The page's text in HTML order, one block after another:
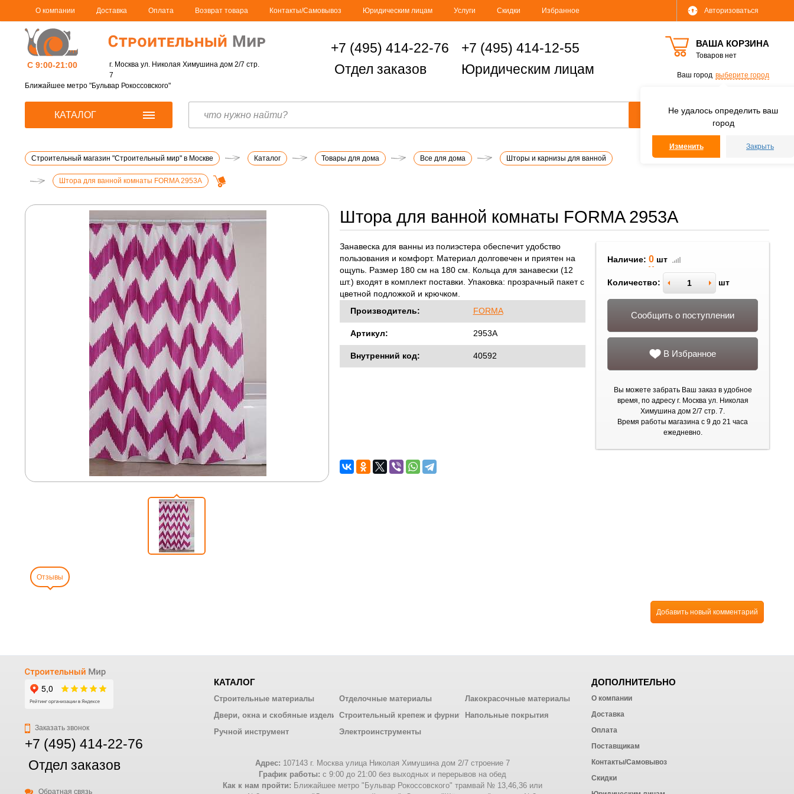
Не удалось определить ваш
город
Изменить Закрыть
Авторизоваться
О компании Доставка Оплата Возврат товара Контакты/Самовывоз Юридическим лицам Услуги Скидки Избранное
ВАША КОРЗИНА
Товаров нет
Ваш город выберите город
С 9:00-21:00
г. Москва ул. Николая Химушина дом 2/7 стр.
7
Ближайшее метро "Бульвар Рокоссовского"
+7 (495) 414-22-76
Отдел заказов
+7 (495) 414-12-55
Юридическим лицам
КАТАЛОГ
Строительный магазин "Строительный мир" в Москве Каталог Товары для дома Все для дома Шторы и карнизы для ванной
Штора для ванной комнаты FORMA 2953А
Штора для ванной комнаты FORMA 2953А
Занавеска для ванны из полиэстера обеспечит удобство
пользования и комфорт. Материал долговечен и приятен на
ощупь. Размер 180 см на 180 см. Кольца для занавески (12
шт.) входят в комплект поставки. Упаковка: прозрачный пакет с
цветной подложкой и крючком.
Производитель:
FORMA
Артикул: 2953А
Внутренний код: 40592
Наличие: 0 шт
Количество: шт
Сообщить о поступлении
В Избранное
Вы можете забрать Ваш заказ в удобное
время, по адресу г. Москва ул. Николая
Химушина дом 2/7 стр. 7.
Время работы магазина с 9 до 21 часа
ежедневно.
Отзывы
Добавить новый комментарий
Заказать звонок
+7 (495) 414-22-76
Отдел заказов
Обратная связь
КАТАЛОГ
Строительные материалы Отделочные материалы
Лакокрасочные материалы
Двери, окна и скобяные изделияСтроительный крепеж и фурнитураНапольные покрытия
Ручной инструмент
Электроинструменты
Адрес: 107143 г. Москва улица Николая Химушина дом 2/7 строение 7
График работы: с 9:00 до 21:00 без выходных и перерывов на обед
Как к нам пройти: Ближайшее метро "Бульвар Рокоссовского" трамвай № 13,46,36 или
ДОПОЛНИТЕЛЬНО
О компании
Доставка
Оплата
Поставщикам
Контакты/Самовывоз
Скидки